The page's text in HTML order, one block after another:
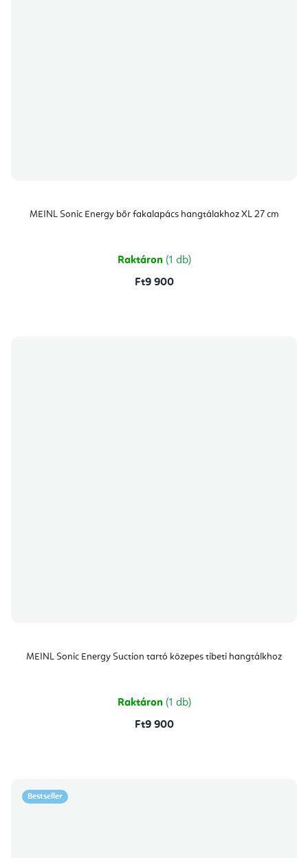
MEINL Sonic Energy bőr fakalapács hangtálakhoz XL 27 cm
Raktáron (1 db)
Ft9 900
MEINL Sonic Energy Suction tartó közepes tibeti hangtálkhoz
Raktáron (1 db)
Ft9 900
Bestseller